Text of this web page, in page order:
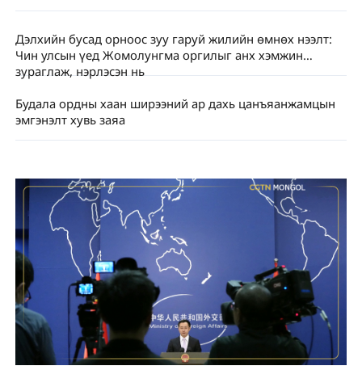
Дэлхийн бусад орноос зуу гаруй жилийн өмнөх нээлт:
Чин улсын үед Жомолунгма оргилыг анх хэмжин
зураглаж, нэрлэсэн нь
Будала ордны хаан ширээний ар дахь цанъяанжамцын
эмгэнэлт хувь заяа